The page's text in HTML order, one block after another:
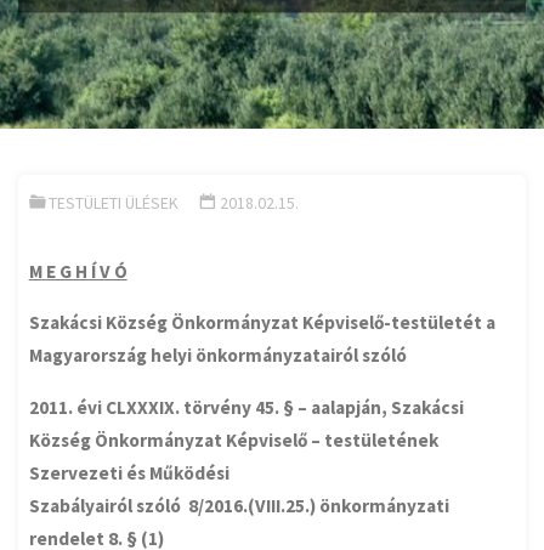
TESTÜLETI ÜLÉSEK 2018.02.15.
M E G H Í V Ó
Szakácsi Község Önkormányzat Képviselő-testületét a
Magyarország helyi önkormányzatairól szóló
2011. évi CLXXXIX. törvény 45. § – aalapján, Szakácsi
Község Önkormányzat Képviselő – testületének
Szervezeti és Működési
Szabályairól szóló 8/2016.(VIII.25.) önkormányzati
rendelet 8. § (1)